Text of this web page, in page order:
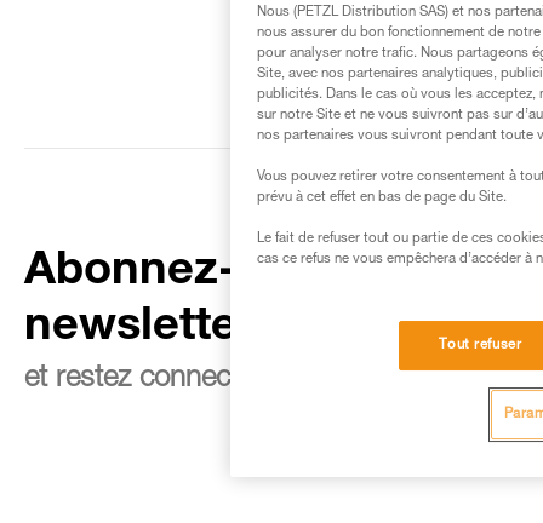
Abonnez-vous à la
newsletter
et restez connecté à notre actualité
Nous (PETZL Distribution SAS) et nos
nous assurer du bon fonctionnement de
pour analyser notre trafic. Nous partageons
Site, avec nos partenaires analytiques,
publicités. Dans le cas où vous les
sur notre Site et ne vous suivront pas sur
nos partenaires vous suivront pendant toute
Vous pouvez retirer votre consentement à
prévu à cet effet en bas de page du Site.
Le fait de refuser tout ou partie de ces
cas ce refus ne vous empêchera d’accéder à
Tout refuser